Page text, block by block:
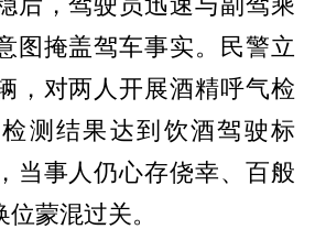
图掩盖驾车事实。民警立
，对两人开展酒精呼气检
测结果达到饮酒驾驶标
当事人仍心存侥幸、百般
蒙混过关。